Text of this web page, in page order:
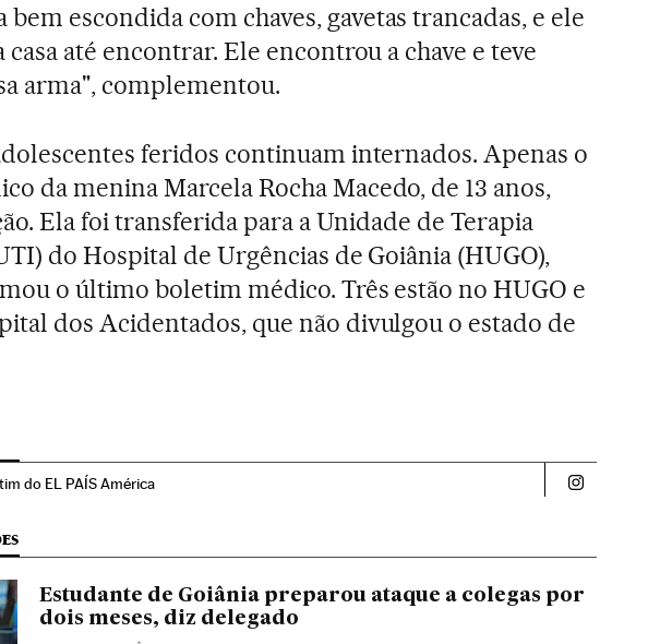
bem escondida com chaves, gavetas trancadas, e ele
casa até encontrar. Ele encontrou a chave e teve
arma", complementou.
feridos continuam internados. Apenas o
da menina Marcela Rocha Macedo, de 13 anos,
Ela foi transferida para a Unidade de Terapia
do Hospital de Urgências de Goiânia (HUGO),
o último boletim médico. Três estão no HUGO e
dos Acidentados, que não divulgou o estado de
do EL PAÍS América Politica
Estudante de Goiânia preparou ataque a colegas por
dois meses, diz delegado